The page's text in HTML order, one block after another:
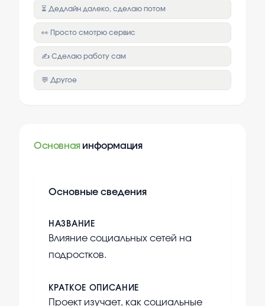
⏳ Дедлайн далеко, сделаю потом
👀 Просто смотрю сервис
✍️ Сделаю работу сам
💬 Другое
Основная информация
Основные сведения
НАЗВАНИЕ
Влияние социальных сетей на
подростков.
КРАТКОЕ ОПИСАНИЕ
Проект изучает, как социальные